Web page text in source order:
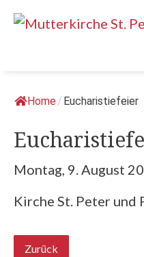
Springe
Home/ Eucharistiefeier
Montag, 9. August
Kirche St. Peter und
Zurück